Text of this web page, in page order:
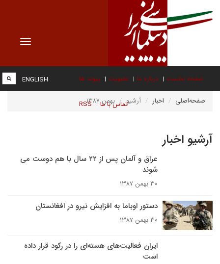
Toggle
صفحه نخست درباره ما عضویت پیوند ها
تماس با ما RSS
ENGLISH
صفحه‌اصلی اخبار آرشیو بهمن ۱۳۸۷
آرشیو اخبار
عراق و آلمان پس از ۲۲ سال با هم دوست مى
شوند
۳۰ بهمن ۱۳۸۷
دستور اوباما به افزايش نيرو در افغانستان
۳۰ بهمن ۱۳۸۷
ایران فعالیت‌های هسته‌ای را در رکود قرار داده
است